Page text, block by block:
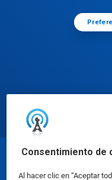
Consentimiento de
Al hacer clic en “Aceptar